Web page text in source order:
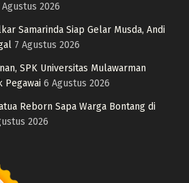
Agustus 2026
Samarinda Siap Gelar Musda, Andi
7 Agustus 2026
SPK Universitas Mulawarman
Pegawai 6 Agustus 2026
Reborn Sapa Warga Bontang di
2026